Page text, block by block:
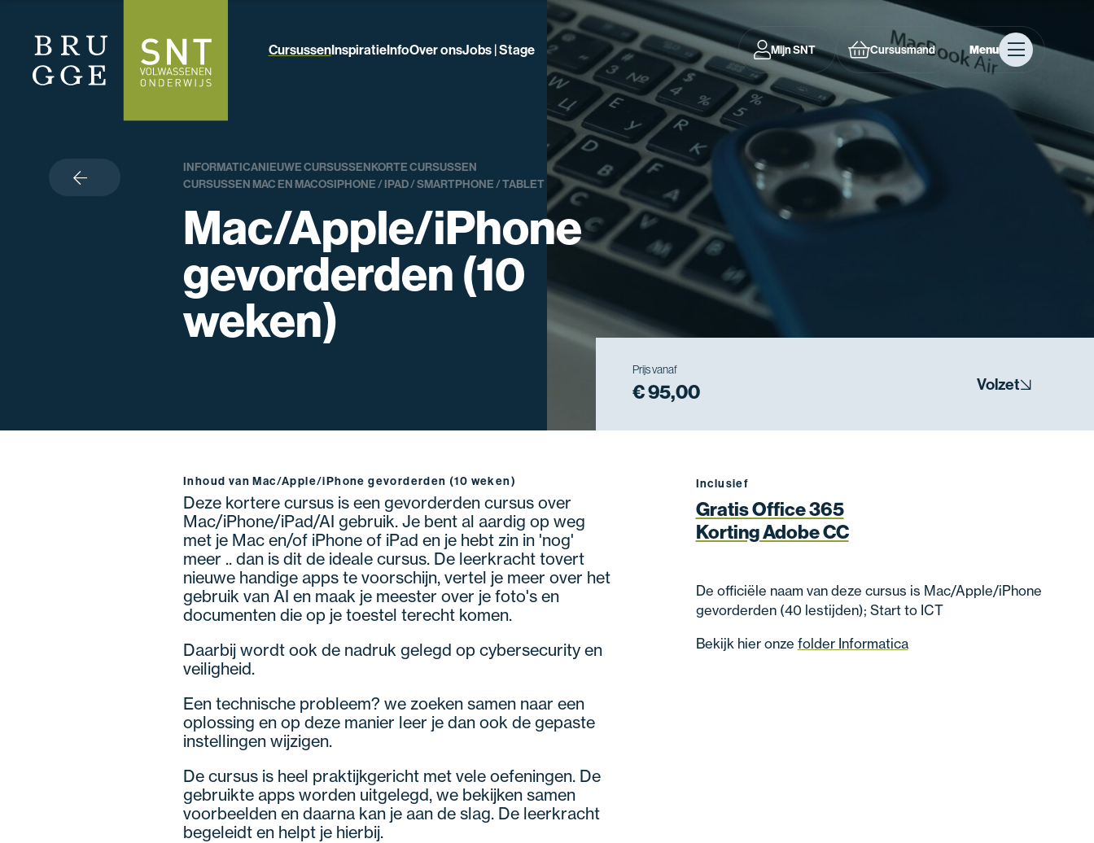
CursussenInspiratieInfoOver onsJobs | Stage Mijn SNT Cursusmand Menu
Prijs vanaf
€ 95,00 Volzet
INFORMATICANIEUWE CURSUSSENKORTE CURSUSSEN
CURSUSSEN MAC EN MACOSIPHONE / IPAD / SMARTPHONE / TABLET
Mac/Apple/iPhone
gevorderden (10
weken)
Inhoud van Mac/Apple/iPhone gevorderden (10 weken)
Deze kortere cursus is een gevorderden cursus over
Mac/iPhone/iPad/AI gebruik. Je bent al aardig op weg
met je Mac en/of iPhone of iPad en je hebt zin in 'nog'
meer .. dan is dit de ideale cursus. De leerkracht tovert
nieuwe handige apps te voorschijn, vertel je meer over het
gebruik van AI en maak je meester over je foto's en
documenten die op je toestel terecht komen.
Daarbij wordt ook de nadruk gelegd op cybersecurity en
veiligheid.
Een technische probleem? we zoeken samen naar een
oplossing en op deze manier leer je dan ook de gepaste
instellingen wijzigen.
De cursus is heel praktijkgericht met vele oefeningen. De
gebruikte apps worden uitgelegd, we bekijken samen
voorbeelden en daarna kan je aan de slag. De leerkracht
begeleidt en helpt je hierbij.
Inclusief
Gratis Office 365
Korting Adobe CC
De officiële naam van deze cursus is Mac/Apple/iPhone
gevorderden (40 lestijden); Start to ICT
Bekijk hier onze folder Informatica